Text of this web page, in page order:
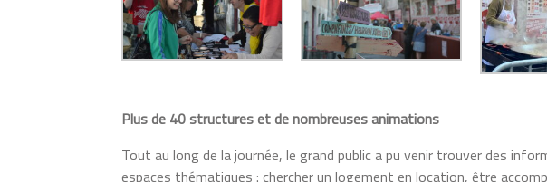
Plus de 40 structures et de nombreuses animations
Tout au long de la journée, le grand public a pu venir trouver des
espaces thématiques : chercher un logement en location, être